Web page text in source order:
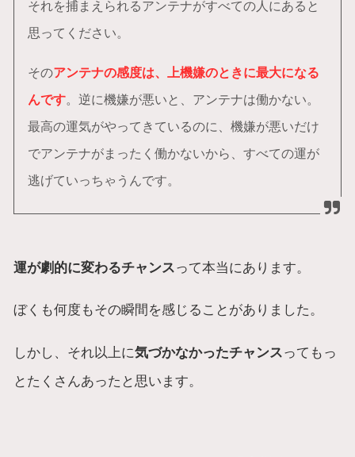
それを捕まえられるアンテナがすべての人にあると
思ってください。
そのアンテナの感度は、上機嫌のときに最大になる
んです。逆に機嫌が悪いと、アンテナは働かない。
最高の運気がやってきているのに、機嫌が悪いだけ
でアンテナがまったく働かないから、すべての運が
逃げていっちゃうんです。
運が劇的に変わるチャンスって本当にあります。
ぼくも何度もその瞬間を感じることがありました。
しかし、それ以上に気づかなかったチャンスってもっ
とたくさんあったと思います。